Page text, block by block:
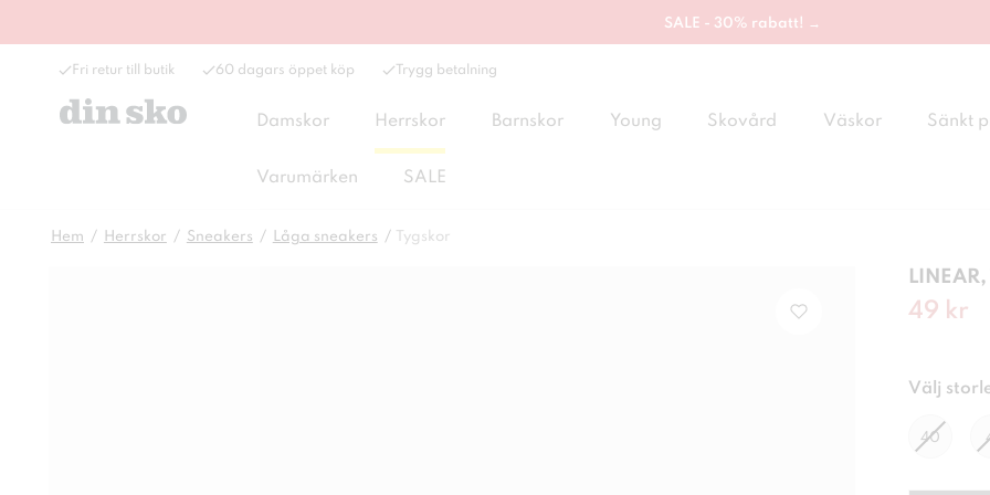
SALE - 30% rabatt! →
Fri retur till butik 60 dagars öppet köp Trygg betalning
Damskor Herrskor Barnskor Young Skovård Väskor Sänkt
Varumärken SALE
Hem Herrskor Sneakers Låga sneakers Tygskor
49 kr
Välj
40